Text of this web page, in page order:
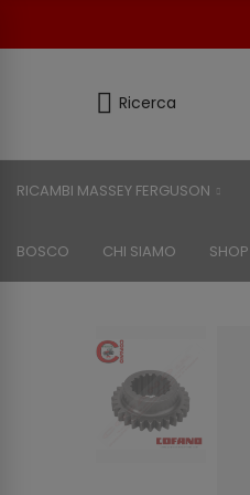
Ricerca
RICAMBI MASSEY FERGUSON
BOSCO CHI SIAMO SHOP